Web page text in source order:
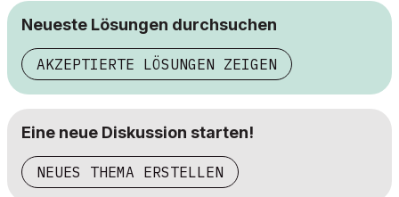
Neueste Lösungen durchsuchen
AKZEPTIERTE LÖSUNGEN ZEIGEN
Eine neue Diskussion starten!
NEUES THEMA ERSTELLEN